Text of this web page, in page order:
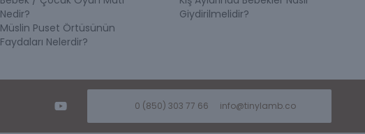
Nedir?
Müslin Puset Örtüsünün
Faydaları Nelerdir?
Giydirilmelidir?
0 (850) 303 77 66 info@tinylamb.co